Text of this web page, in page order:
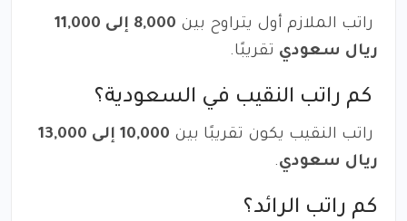
راتب الملازم أول يتراوح بين
8,000 إلى 11,000
ريال سعودي تقريبًا.
كم راتب النقيب في السعودية؟
راتب النقيب يكون تقريبًا بين
10,000 إلى 13,000
ريال سعودي.
كم راتب الرائد؟